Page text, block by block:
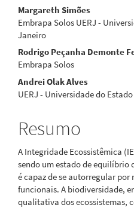
Conteúdo
do
artigo
principal
Margareth Simões
Embrapa Solos UERJ -
Janeiro
Rodrigo Peçanha Demonte
Embrapa Solos
Andrei Olak Alves
UERJ - Universidade do
Resumo
A Integridade Ecossistêmica
sendo um estado de equilíbrio
é capaz de se autorregular por
funcionais. A biodiversidade,
qualitativa dos ecossistemas,